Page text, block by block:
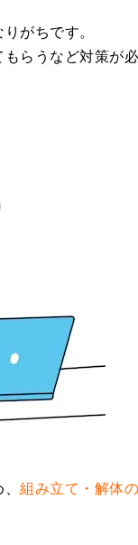
がちです。
らうなど対策が必
組み立て・解体